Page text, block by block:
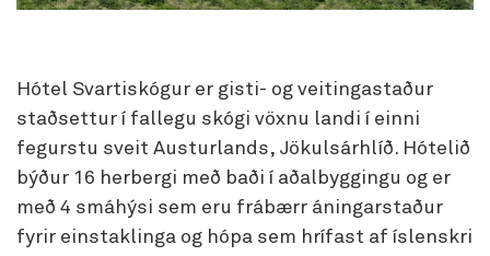
Hótel Svartiskógur er gisti- og veitingastaður
staðsettur í fallegu skógi vöxnu landi í einni
fegurstu sveit Austurlands, Jökulsárhlíð. Hótelið
býður 16 herbergi með baði í aðalbyggingu og er
með 4 smáhýsi sem eru frábærr áningarstaður
fyrir einstaklinga og hópa sem hrífast af íslenskri